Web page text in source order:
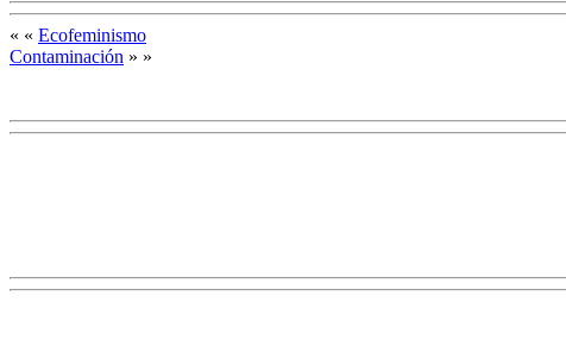
« « Ecofeminismo
Contaminación » »